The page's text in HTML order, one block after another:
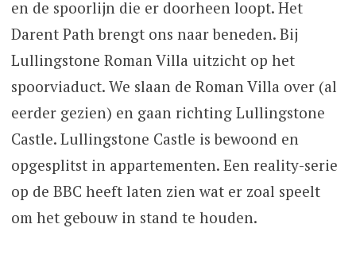
en de spoorlijn die er doorheen loopt. Het
Darent Path brengt ons naar beneden. Bij
Lullingstone Roman Villa uitzicht op het
spoorviaduct. We slaan de Roman Villa over (al
eerder gezien) en gaan richting Lullingstone
Castle. Lullingstone Castle is bewoond en
opgesplitst in appartementen. Een reality-serie
op de BBC heeft laten zien wat er zoal speelt
om het gebouw in stand te houden.